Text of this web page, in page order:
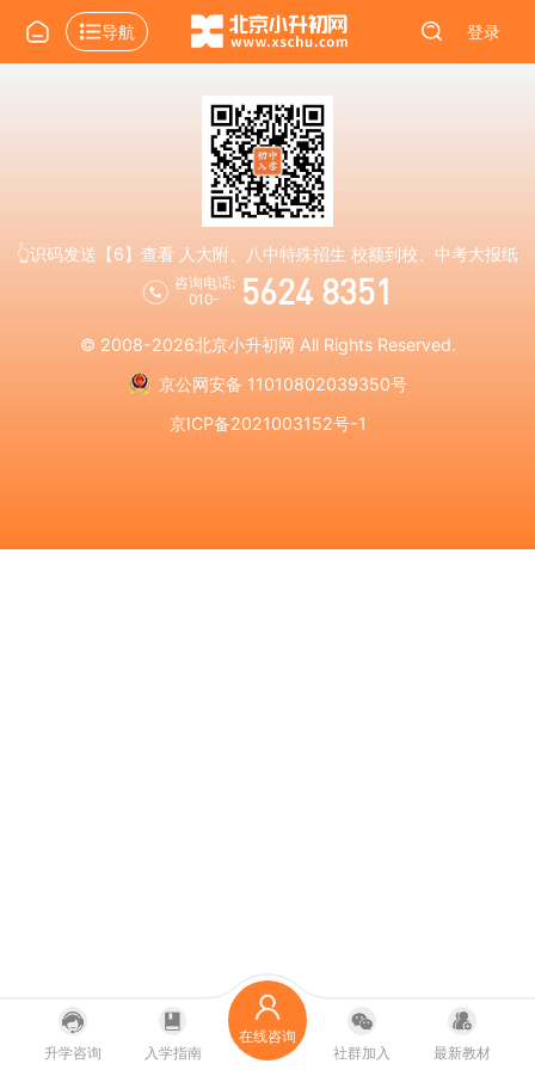
导航 登录
👆识码发送【6】查看 人大附、八中特殊招生 校额到校、中考大报纸
咨询电话:
010-
5624 8351
© 2008-2026北京小升初网 All Rights Reserved.
京公网安备 11010802039350号
京ICP备2021003152号-1
升学咨询 入学指南
在线咨询
社群加入
最新教材